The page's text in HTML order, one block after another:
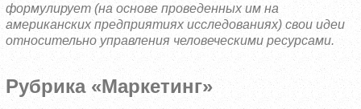
формулирует (на основе проведенных им на
американских предприятиях исследованиях) свои идеи
относительно управления человеческими ресурсами.
Рубрика «Маркетинг»